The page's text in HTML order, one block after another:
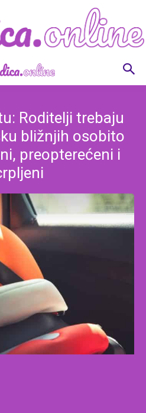
Frendica.online
Roditelji trebaju
bližnjih osobito
preopterećeni i